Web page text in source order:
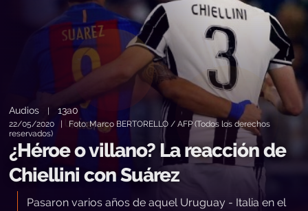
Audios |13a0
22/05/2020 | Foto: Marco BERTORELLO / AFP (Todos los derechos
reservados)
¿Héroe o villano? La reacción de
Chiellini con Suárez
Pasaron varios años de aquel Uruguay - Italia en el